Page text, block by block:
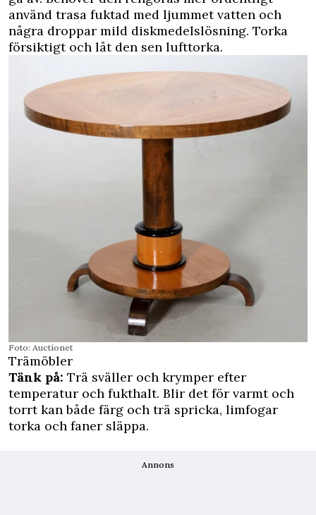
använd trasa fuktad med ljummet vatten och
några droppar mild diskmedelslösning. Torka
försiktigt och låt den sen lufttorka.
Foto: Auctionet
Trämöbler
Tänk på: Trä sväller och krymper efter
temperatur och fukthalt. Blir det för varmt och
torrt kan både färg och trä spricka, limfogar
torka och faner släppa.
Annons